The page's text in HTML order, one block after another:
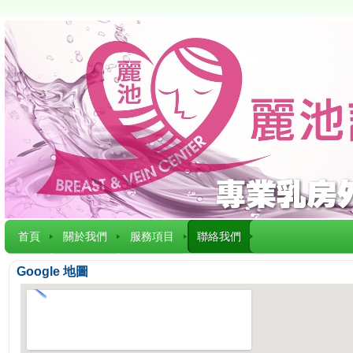
首頁 關於我們 服務項目 聯絡我們
Google 地圖